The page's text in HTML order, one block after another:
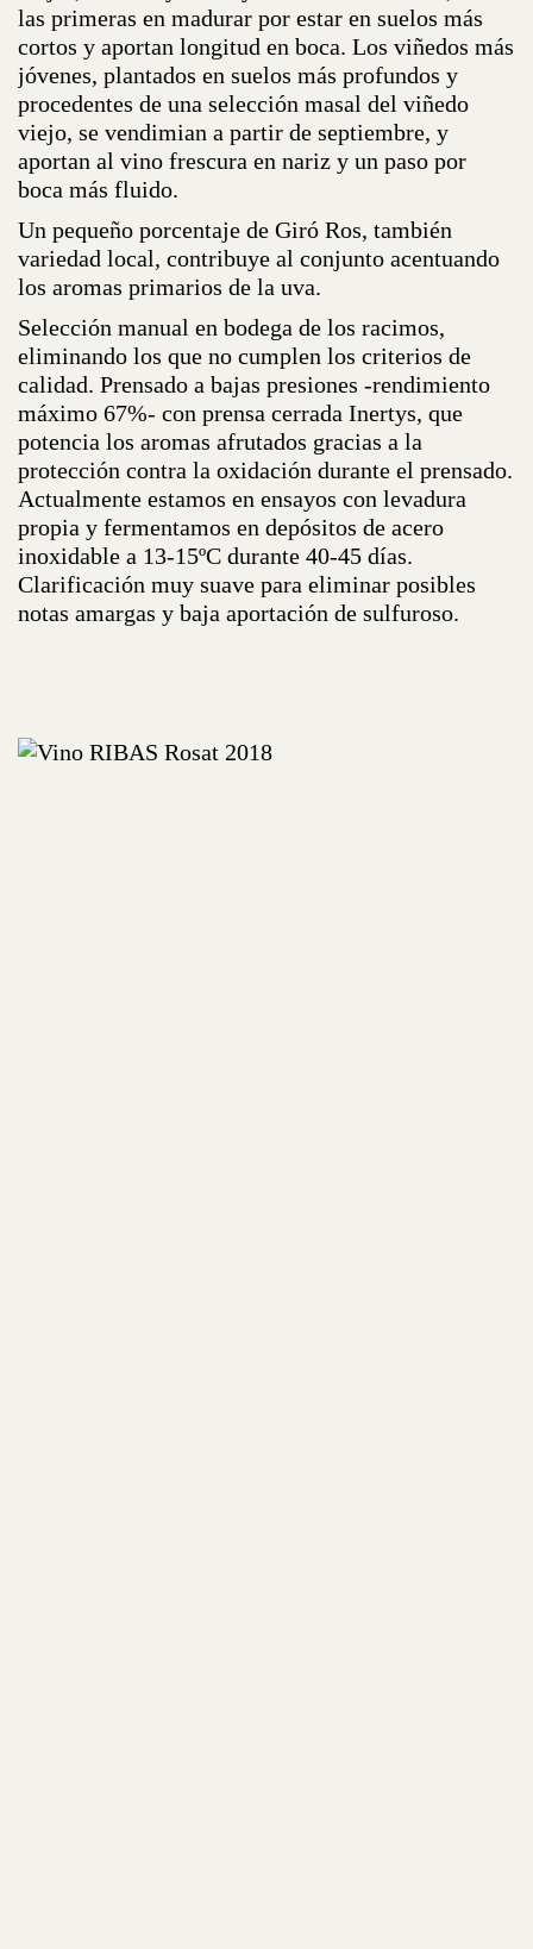
las primeras en madurar por estar en suelos más
cortos y aportan longitud en boca. Los viñedos más
jóvenes, plantados en suelos más profundos y
procedentes de una selección masal del viñedo
viejo, se vendimian a partir de septiembre, y
aportan al vino frescura en nariz y un paso por
boca más fluido.
Un pequeño porcentaje de Giró Ros, también
variedad local, contribuye al conjunto acentuando
los aromas primarios de la uva.
Selección manual en bodega de los racimos,
eliminando los que no cumplen los criterios de
calidad. Prensado a bajas presiones -rendimiento
máximo 67%- con prensa cerrada Inertys, que
potencia los aromas afrutados gracias a la
protección contra la oxidación durante el prensado.
Actualmente estamos en ensayos con levadura
propia y fermentamos en depósitos de acero
inoxidable a 13-15ºC durante 40-45 días.
Clarificación muy suave para eliminar posibles
notas amargas y baja aportación de sulfuroso.